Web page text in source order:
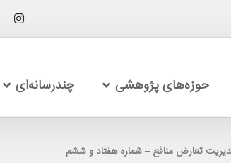
حوزه‌های پژوهشی چندرسانه‌ای
تعارض منافع – شماره هفتاد و ششم